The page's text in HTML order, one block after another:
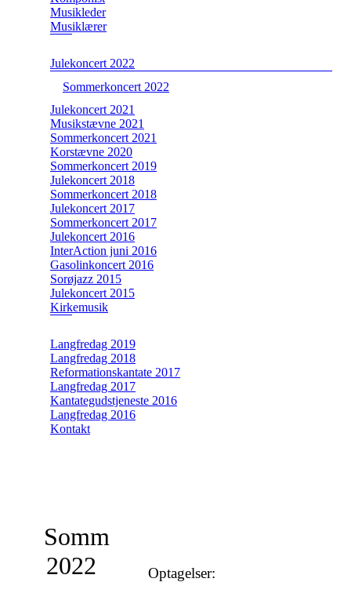
Musikleder
Musiklærer
Julekoncert 2022
Sommerkoncert 2022
Julekoncert 2021
Musikstævne 2021
Sommerkoncert 2021
Korstævne 2020
Sommerkoncert 2019
Julekoncert 2018
Sommerkoncert 2018
Julekoncert 2017
Sommerkoncert 2017
Julekoncert 2016
InterAction juni 2016
Gasolinkoncert 2016
Sorøjazz 2015
Julekoncert 2015
Kirkemusik
Langfredag 2019
Langfredag 2018
Reformationskantate 2017
Langfredag 2017
Kantategudstjeneste 2016
Langfredag 2016
Kontakt
Sommerkoncert
2022
Optagelser: